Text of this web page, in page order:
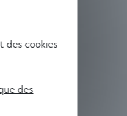
cookies
des